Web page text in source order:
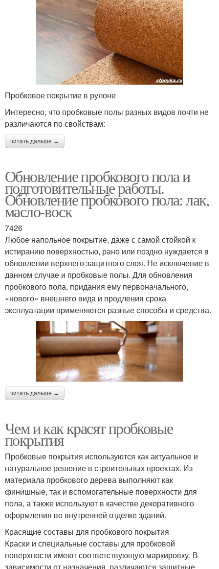
Пробковое покрытие в рулоне
Интересно, что пробковые полы разных видов почти не
различаются по свойствам:
читать дальше →
Обновление пробкового пола и
подготовительные работы.
Обновление пробкового пола: лак,
масло-воск
7426
Любое напольное покрытие, даже с самой стойкой к
истиранию поверхностью, рано или поздно нуждается в
обновлении верхнего защитного слоя. Не исключение в
данном случае и пробковые полы. Для обновления
пробкового пола, придания ему первоначального,
«нового» внешнего вида и продления срока
эксплуатации применяются разные способы и средства.
читать дальше →
Чем и как красят пробковые
покрытия
Пробковые покрытия используются как актуальное и
натуральное решение в строительных проектах. Из
материала пробкового дерева выполняют как
финишные, так и вспомогательные поверхности для
пола, а также используют в качестве декоративного
оформления во внутренней отделке зданий.
Красящие составы для пробкового покрытия
Краски и специальные составы для пробковой
поверхности имеют соответствующую маркировку. В